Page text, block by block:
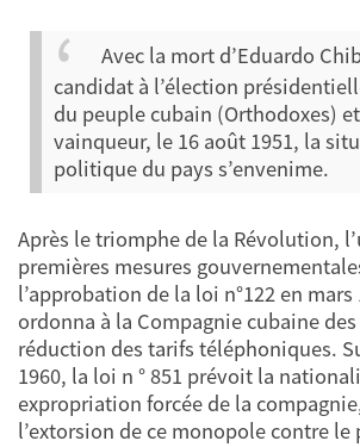
Avec la mort d’Eduardo
candidat à l’élection
du peuple cubain (Orthodoxes)
vainqueur, le 16 août 1951, la
politique du pays s’envenime.
Après le triomphe de la Révolution,
premières mesures
l’approbation de la loi n°122 en mars
ordonna à la Compagnie cubaine
réduction des tarifs téléphoniques.
1960, la loi n ° 851 prévoit la
expropriation forcée de la
l’extorsion de ce monopole contre le